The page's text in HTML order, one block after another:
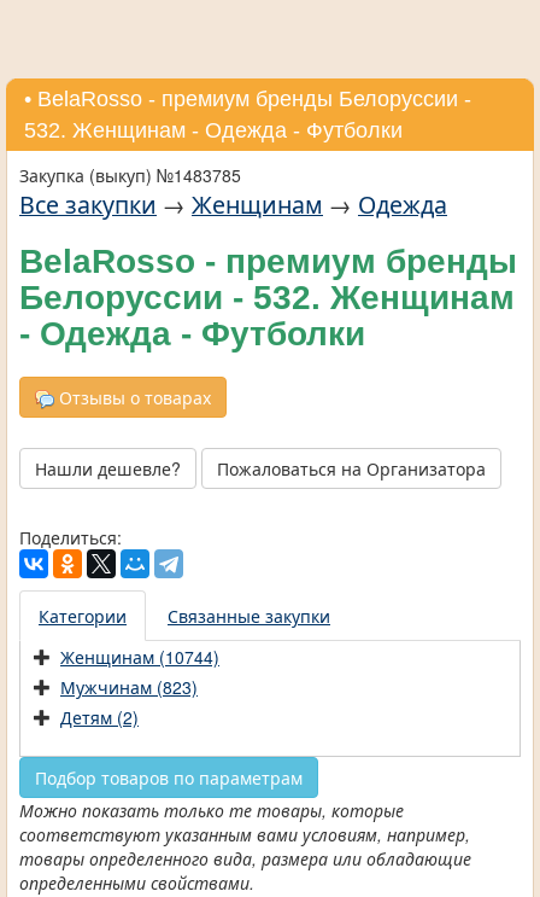
• BelaRosso - премиум бренды Белоруссии -
532. Женщинам - Одежда - Футболки
Закупка (выкуп) №1483785
Все закупки → Женщинам → Одежда
BelaRosso - премиум бренды
Белоруссии - 532. Женщинам
- Одежда - Футболки
Отзывы о товарах
Нашли дешевле? Пожаловаться на Организатора
Поделиться:
Категории
Связанные закупки
Женщинам (10744)
Мужчинам (823)
Детям (2)
Подбор товаров по параметрам
Можно показать только те товары, которые
соответствуют указанным вами условиям, например,
товары определенного вида, размера или обладающие
определенными свойствами.